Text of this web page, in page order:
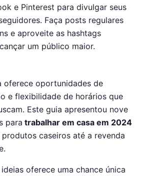
e Pinterest para divulgar seus
Faça posts regulares
e aproveite as hashtags
um público maior.
oferece oportunidades de
e flexibilidade de horários que
Este guia apresentou nove
para trabalhar em casa em 2024
caseiros até a revenda
oferece uma chance única